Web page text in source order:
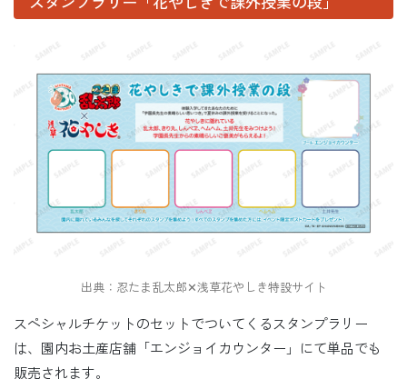
出典：忍たま乱太郎✕浅草花やしき特設サイト
スペシャルチケットのセットでついてくるスタンプラリー
は、園内お土産店舗「エンジョイカウンター」にて単品でも
販売されます。